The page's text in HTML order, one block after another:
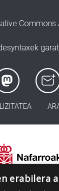
erabilera